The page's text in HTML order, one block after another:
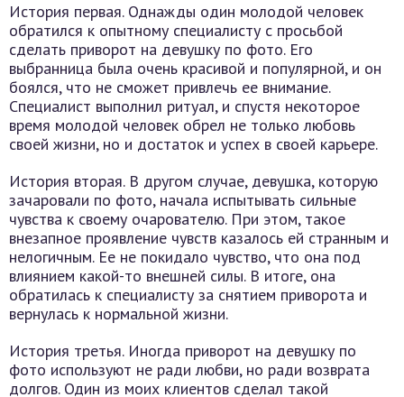
История первая. Однажды один молодой человек
обратился к опытному специалисту с просьбой
сделать приворот на девушку по фото. Его
выбранница была очень красивой и популярной, и он
боялся, что не сможет привлечь ее внимание.
Специалист выполнил ритуал, и спустя некоторое
время молодой человек обрел не только любовь
своей жизни, но и достаток и успех в своей карьере.
История вторая. В другом случае, девушка, которую
зачаровали по фото, начала испытывать сильные
чувства к своему очарователю. При этом, такое
внезапное проявление чувств казалось ей странным и
нелогичным. Ее не покидало чувство, что она под
влиянием какой-то внешней силы. В итоге, она
обратилась к специалисту за снятием приворота и
вернулась к нормальной жизни.
История третья. Иногда приворот на девушку по
фото используют не ради любви, но ради возврата
долгов. Один из моих клиентов сделал такой